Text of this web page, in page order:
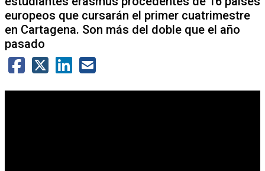
europeos que cursarán el primer cuatrimestre
en Cartagena. Son más del doble que el año
pasado